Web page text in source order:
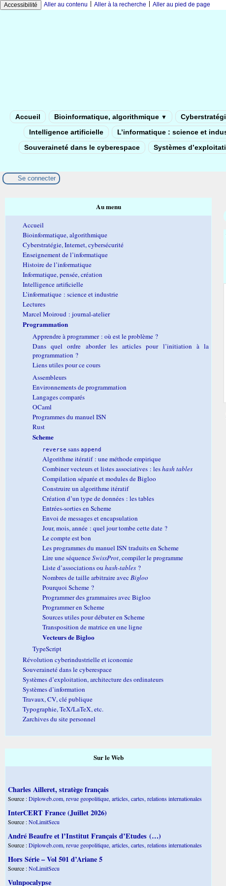
Accessibilité Aller au contenu Aller à la recherche Aller au pied de page
Accueil Bioinformatique, algorithmique ▼
Intelligence artificielle
L’informatique : science et
Souveraineté dans le cyberespace
Systèmes
Se connecter
Au menu
Accueil
Bioinformatique, algorithmique
Cyberstratégie, Internet, cybersécurité
Enseignement de l’informatique
Histoire de l’informatique
Informatique, pensée, création
Intelligence artificielle
L’informatique : science et industrie
Lectures
Marcel Moiroud : journal-atelier
Programmation
Apprendre à programmer : où est le problème ?
Dans quel ordre aborder les articles pour l’initiation à la
programmation ?
Liens utiles pour ce cours
Assembleurs
Environnements de programmation
Langages comparés
OCaml
Programmes du manuel ISN
Rust
Scheme
reverse sans append
Algorithme itératif : une méthode empirique
Combiner vecteurs et listes associatives : leshash tables
Compilation séparée et modules de Bigloo
Construire un algorithme itératif
Création d’un type de données : les tables
Entrées-sorties en Scheme
Envoi de messages et encapsulation
Jour, mois, année : quel jour tombe cette date ?
Le compte est bon
Les programmes du manuel ISN traduits en Scheme
Lire une séquenceSwissProt, compiler le programme
Liste d’associations ou hash-tables ?
Nombres de taille arbitraire avecBigloo
Pourquoi Scheme ?
Programmer des grammaires avec Bigloo
Programmer en Scheme
Sources utiles pour débuter en Scheme
Transposition de matrice en une ligne
Vecteurs de Bigloo
TypeScript
Révolution cyberindustrielle et iconomie
Souveraineté dans le cyberespace
Systèmes d’exploitation, architecture des ordinateurs
Systèmes d’information
Travaux, CV, clé publique
Typographie, TeX/LaTeX, etc.
Zarchives du site personnel
Sur le Web
Charles Ailleret, stratège français
Source :Diploweb.com, revue geopolitique, articles, cartes, relations internationales
InterCERT France (Juillet 2026)
Source :NoLimitSecu
André Beaufre et l’Institut Français d’Etudes (…)
Source :Diploweb.com, revue geopolitique, articles, cartes, relations internationales
Hors Série – Vol 501 d’Ariane 5
Source :NoLimitSecu
Vulnpocalypse